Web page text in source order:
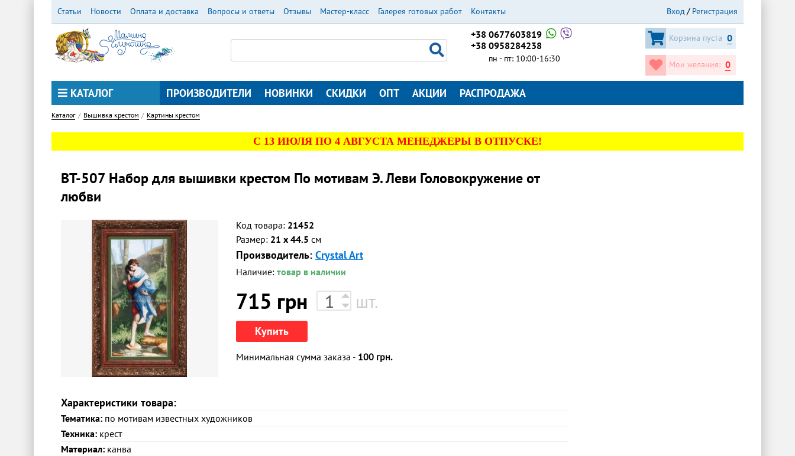
Статьи Новости Оплата и доставка Вопросы и ответы Отзывы Мастер-класс Галерея готовых работ Контакты Вход Регистрация
+38 0677603819
+38 0958284238
пн - пт: 10:00-16:30
Корзина пуста 0
Мои желания: 0
КАТАЛОГ ПРОИЗВОДИТЕЛИ НОВИНКИ СКИДКИ ОПТ АКЦИИ РАСПРОДАЖА
Каталог Вышивка крестом Картины крестом
С 13 ИЮЛЯ ПО 4 АВГУСТА МЕНЕДЖЕРЫ В ОТПУСКЕ!
ВТ-507 Набор для вышивки крестом По мотивам Э. Леви Головокружение от
любви
Код товара: 21452
Размер: 21 x 44.5 см
Производитель: Crystal Art
Наличие: товар в наличии
715 грн шт.
Купить
Минимальная сумма заказа - 100 грн.
Характеристики товара:
Тематика: по мотивам известных художников
Техника: крест
Материал: канва